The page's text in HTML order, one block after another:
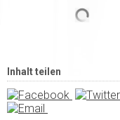
Inhalt teilen